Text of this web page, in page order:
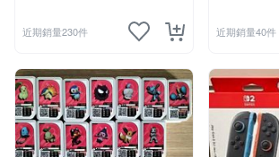
近期銷量230件 近期銷量40件